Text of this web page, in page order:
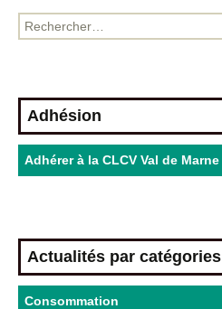
Adhésion
Adhérer à la CLCV Val de Marne
Actualités par catégories
Consommation